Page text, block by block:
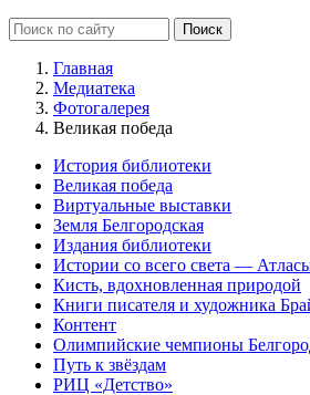
Главная
Медиатека
Фотогалерея
Великая победа
История библиотеки
Великая победа
Виртуальные выставки
Земля Белгородская
Издания библиотеки
Истории со всего света —
Кисть, вдохновленная природой
Книги писателя и художника
Контент
Олимпийские чемпионы
Путь к звёздам
РИЦ «Детство»